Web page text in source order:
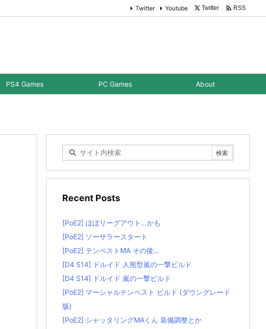
PS4 Games PC Games About
Twitter Youtube Twitter  RSS
Recent Posts
[PoE2] ほぼリーグアウト…かも
[PoE2] ソーサラースタート
[PoE2] テンペストMA その後…
[D4 S14] ドルイド 人熊型嵐の一撃ビルド
[D4 S14] ドルイド 嵐の一撃ビルド
[PoE2] マーシャルテンペスト ビルド (ダウングレード
版)
[PoE2] シャッタリングMAくん 装備調整とか